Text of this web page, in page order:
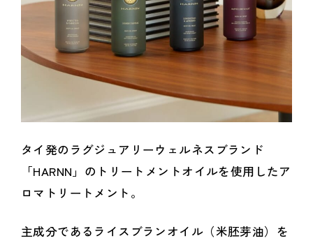
タイ発のラグジュアリーウェルネスブランド
「HARNN」のトリートメントオイルを使用したア
ロマトリートメント。
主成分であるライスブランオイル（米胚芽油）を